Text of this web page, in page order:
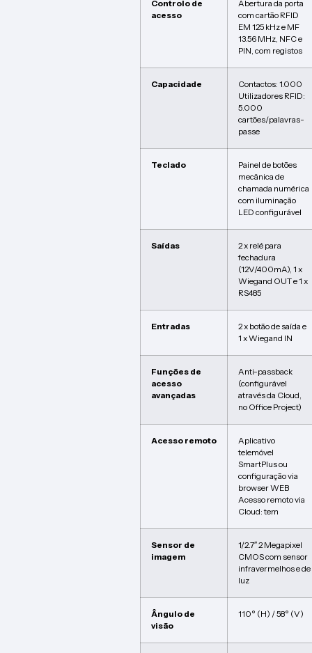
Controlo de
acesso
Abertura da porta
com cartão RFID
EM 125 kHz e MF
13.56 MHz, NFC e
PIN, com registos
Capacidade
Contactos: 1.000
Utilizadores RFID:
5.000
cartões/palavras-
passe
Teclado
Painel de botões
mecânica de
chamada numérica
com iluminação
LED configurável
Saídas
2 x relé para
fechadura
(12V/400mA), 1 x
Wiegand OUT e 1 x
RS485
Entradas
2 x botão de saída e
1 x Wiegand IN
Funções de
acesso
avançadas
Anti-passback
(configurável
através da Cloud,
no Office Project)
Acesso remoto
Aplicativo
telemóvel
SmartPlus ou
configuração via
browser WEB
Acesso remoto via
Cloud: tem
Sensor de
imagem
1/2.7″ 2 Megapixel
CMOS com sensor
infravermelhos e de
luz
Ângulo de
visão
110° (H) / 58° (V)